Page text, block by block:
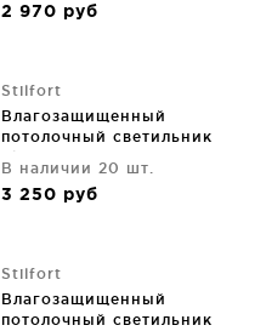
2 970 руб
Stilfort
Влагозащищенный
потолочный светильник
Ekols 14X14X8 CM
В наличии 20 шт.
3 250 руб
Stilfort
Влагозащищенный
потолочный светильник